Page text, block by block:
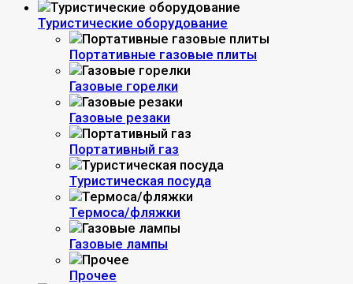
Туристические оборудование
Портативные газовые плиты
Газовые горелки
Газовые резаки
Портативный газ
Туристическая посуда
Термоса/фляжки
Газовые лампы
Прочее